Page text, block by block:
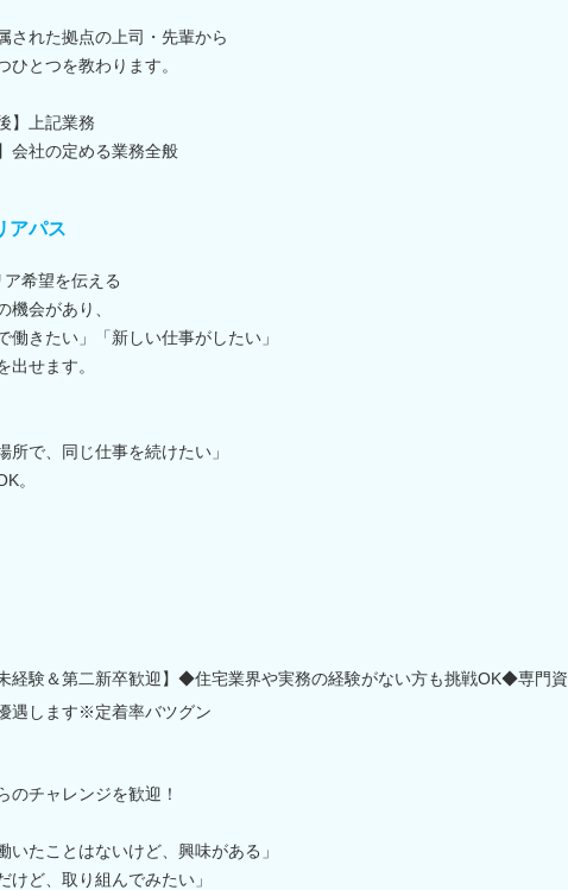
された拠点の上司・先輩から
ひとつを教わります。
】上記業務
会社の定める業務全般
アパス
希望を伝える
機会があり、
働きたい」「新しい仕事がしたい」
出せます。
所で、同じ仕事を続けたい」
。
未経験＆第二新卒歓迎】◆住宅業界や実務の経験がない方も挑戦OK◆専門
遇します※定着率バツグン
チャレンジを歓迎！
いたことはないけど、興味がある」
けど、取り組んでみたい」